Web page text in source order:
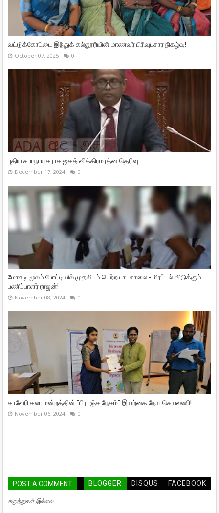
வட்டுக்கோட்டை இந்துக் கல்லூரியின் மாணவர் பிரிவுபசார நிகழ்வு!
October 07, 2025 0
புதிய சபாநாயகராக ஜகத் விக்கிரமரத்ன தெரிவு
December 17, 2024 0
மோசடி மூலம் போட்டியில் முதலிடம் பெற்ற பாடசாலை - மிரட்டல் விடுக்கும்
பணிப்பாளர் ராஜன்!
November 08, 2024 0
காவேரி கலா மன்றத்தின் "பிரபஞ்ச நேசம்" இயற்கை நேய செயலணி!
November 06, 2024 0
POST A COMMENT BLOGGER DISQUS FACEBOOK
கருத்துகள் இல்லை